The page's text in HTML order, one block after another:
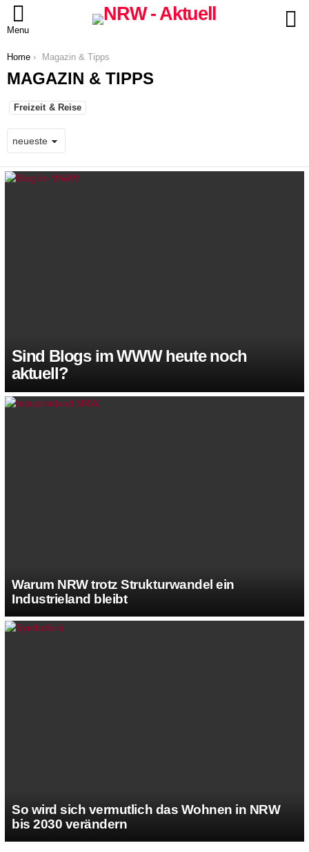
Menu
You are here:
Home Magazin & Tipps
MAGAZIN & TIPPS
SUBTERMS
Freizeit & Reise
Sind Blogs im WWW heute noch
aktuell?
Warum NRW trotz Strukturwandel ein
Industrieland bleibt
So wird sich vermutlich das Wohnen in NRW
bis 2030 verändern